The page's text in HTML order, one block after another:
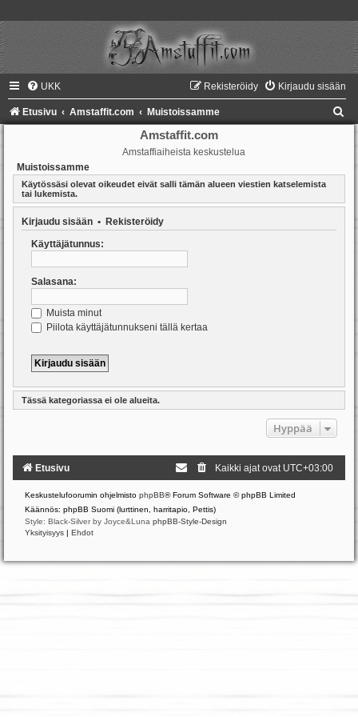
UKK Kirjaudu sisään
Rekisteröidy
Etusivu Amstaffit.com Muistoissamme
Amstaffit.com
Amstaffiaiheista keskustelua
Muistoissamme
Käytössäsi olevat oikeudet eivät salli tämän alueen viestien katselemista
tai lukemista.
Kirjaudu sisään • Rekisteröidy
Käyttäjätunnus:
Salasana:
Muista minut
Piilota käyttäjätunnukseni tällä kertaa
Tässä kategoriassa ei ole alueita.
Hyppää
Etusivu Kaikki ajat ovat UTC+03:00
Keskustelufoorumin ohjelmisto phpBB® Forum Software © phpBB Limited
Käännös: phpBB Suomi (lurttinen, harritapio, Pettis)
Style: Black-Silver by Joyce&Luna phpBB-Style-Design
Yksityisyys | Ehdot